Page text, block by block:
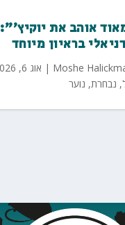
אוהב את יוקיץ'":
בראיון מיוחד
Moshe
| אוג 6, 2026
, נבחרת, נוער